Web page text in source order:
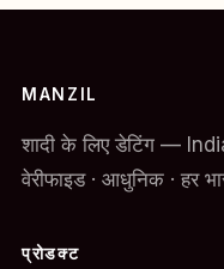
MANZIL
शादी के लिए डेटिंग —
वेरीफाइड · आधुनिक · हर
प्रोडक्ट